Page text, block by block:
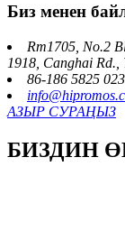
Биз менен
Rm1705, No.2
1918, Canghai
86-186 5825
АЗЫР СУРАҢЫЗ
БИЗДИН